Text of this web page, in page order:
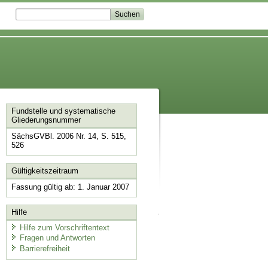
Fundstelle und systematische
Gliederungsnummer
SächsGVBl. 2006 Nr. 14, S. 515,
526
Gültigkeitszeitraum
Fassung gültig ab: 1. Januar 2007
Hilfe
Hilfe zum Vorschriftentext
Fragen und Antworten
Barrierefreiheit